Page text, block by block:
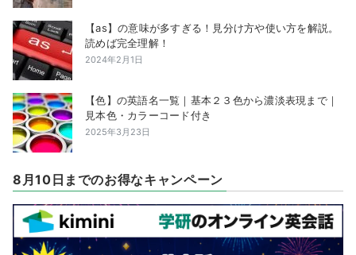
【as】の意味が多すぎる！見分け方や使い方を解説。
読めば完全理解！
2024年2月1日
【色】の英語名一覧｜基本２３色から濃淡表現まで｜
見本色・カラーコード付き
2025年3月23日
8月10日までのお得なキャンペーン